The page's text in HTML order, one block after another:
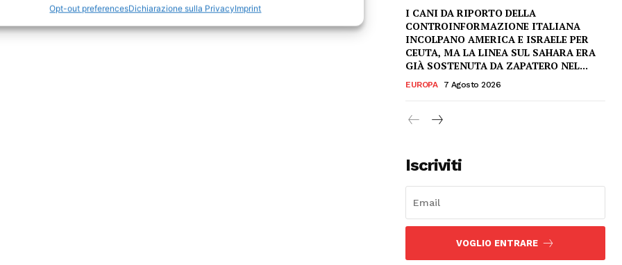
Opt-out preferencesDichiarazione sulla PrivacyImprint
I CANI DA RIPORTO DELLA
CONTROINFORMAZIONE ITALIANA
INCOLPANO AMERICA E ISRAELE PER
CEUTA, MA LA LINEA SUL SAHARA ERA
GIÀ SOSTENUTA DA ZAPATERO NEL...
EUROPA 7 Agosto 2026
Iscriviti
VOGLIO ENTRARE